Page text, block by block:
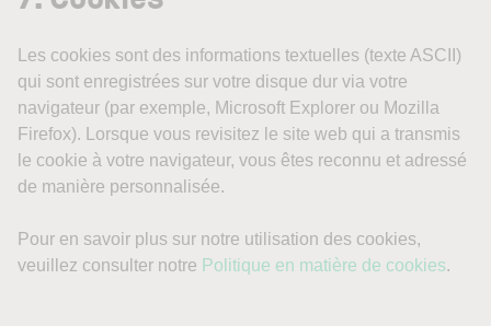
Les cookies sont des informations textuelles (texte ASCII)
qui sont enregistrées sur votre disque dur via votre
navigateur (par exemple, Microsoft Explorer ou Mozilla
Firefox). Lorsque vous revisitez le site web qui a transmis
le cookie à votre navigateur, vous êtes reconnu et adressé
de manière personnalisée.
Pour en savoir plus sur notre utilisation des cookies,
veuillez consulter notre Politique en matière de cookies.